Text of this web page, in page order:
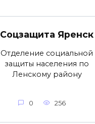
Соцзащита Яренск
Отделение социальной
защиты населения по
Ленскому району
0 256